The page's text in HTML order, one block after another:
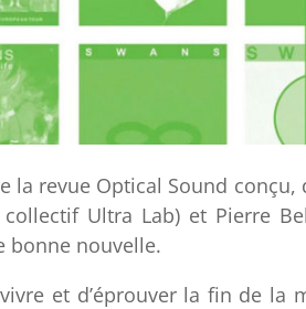
la revue Optical Sound
Ultra Lab) et Pierre
bonne nouvelle.
et d’éprouver la fin de la